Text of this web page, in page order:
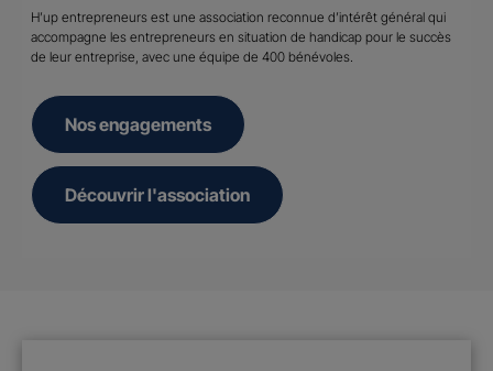
H’up entrepreneurs est une association reconnue d’intérêt général qui
accompagne les entrepreneurs en situation de handicap pour le succès
de leur entreprise, avec une équipe de 400 bénévoles.
Nos engagements
Découvrir l'association